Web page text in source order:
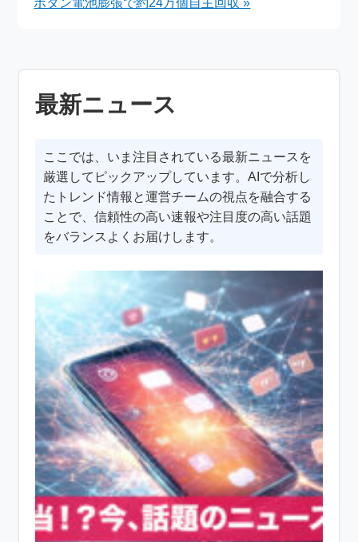
ボタン電池膨張で約24万個自主回収 »
最新ニュース
ここでは、いま注目されている最新ニュースを
厳選してピックアップしています。AIで分析し
たトレンド情報と運営チームの視点を融合する
ことで、信頼性の高い速報や注目度の高い話題
をバランスよくお届けします。